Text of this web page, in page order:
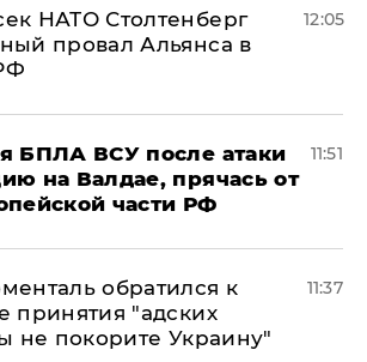
НАТО Столтенберг
провал Альянса в
12:05
БПЛА ВСУ после атаки
на Валдае, прячась от
части РФ
11:51
обратился к
принятия "адских
не покорите Украину"
11:37